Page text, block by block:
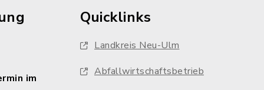
im
Quicklinks
Landkreis Neu-Ulm
Abfallwirtschaftsbetrieb